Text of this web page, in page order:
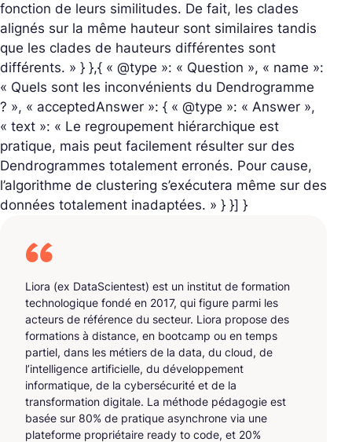
fonction de leurs similitudes. De fait, les clades
alignés sur la même hauteur sont similaires tandis
que les clades de hauteurs différentes sont
différents. » } },{ « @type »: « Question », « name »:
« Quels sont les inconvénients du Dendrogramme
? », « acceptedAnswer »: { « @type »: « Answer »,
« text »: « Le regroupement hiérarchique est
pratique, mais peut facilement résulter sur des
Dendrogrammes totalement erronés. Pour cause,
l’algorithme de clustering s’exécutera même sur des
données totalement inadaptées. » } }] }
Liora (ex DataScientest) est un institut de formation
technologique fondé en 2017, qui figure parmi les
acteurs de référence du secteur. Liora propose des
formations à distance, en bootcamp ou en temps
partiel, dans les métiers de la data, du cloud, de
l’intelligence artificielle, du développement
informatique, de la cybersécurité et de la
transformation digitale. La méthode pédagogie est
basée sur 80% de pratique asynchrone via une
plateforme propriétaire ready to code, et 20%